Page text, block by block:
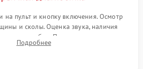
на пульт и кнопку включения. Осмотр
и сколы. Оценка звука, наличия
ошибок. Подключение тестовых
для выявления симптомов поломки.
Подробнее